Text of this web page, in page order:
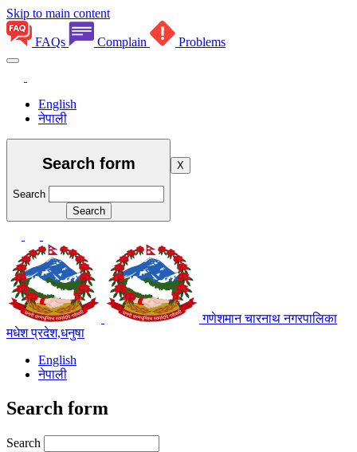
Skip to main content
FAQs Complain Problems
English
नेपाली
Search form
Search
X
गणेशमान चारनाथ नगरपालिका
मधेश प्रदेश,धनुषा
English
नेपाली
Search form
Search